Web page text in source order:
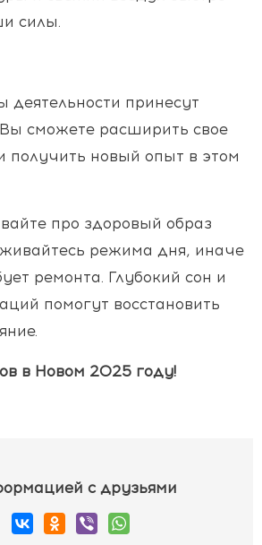
силы.
принесут
сможете расширить свое
получить новый опыт в этом
про здоровый образ
режима дня, иначе
ремонта. Глубокий сон и
помогут восстановить
в Новом 2025 году!
с друзьями